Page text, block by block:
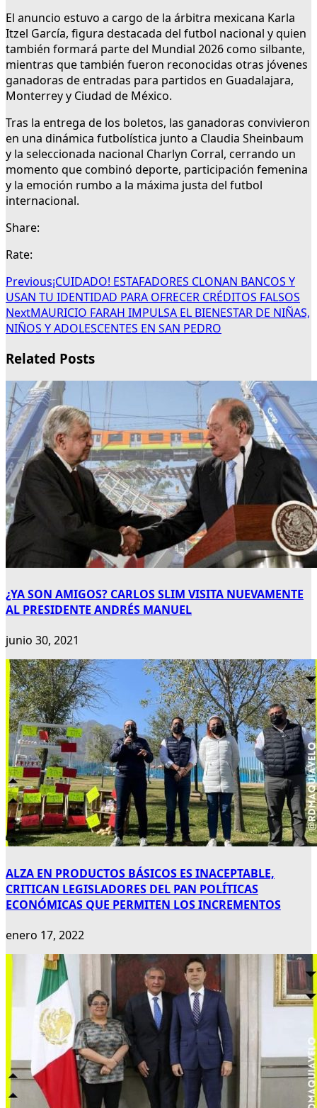
El anuncio estuvo a cargo de la árbitra mexicana Karla
Itzel García, figura destacada del futbol nacional y quien
también formará parte del Mundial 2026 como silbante,
mientras que también fueron reconocidas otras jóvenes
ganadoras de entradas para partidos en Guadalajara,
Monterrey y Ciudad de México.
Tras la entrega de los boletos, las ganadoras convivieron
en una dinámica futbolística junto a Claudia Sheinbaum
y la seleccionada nacional Charlyn Corral, cerrando un
momento que combinó deporte, participación femenina
y la emoción rumbo a la máxima justa del futbol
internacional.
Share:
Rate:
Previous¡CUIDADO! ESTAFADORES CLONAN BANCOS Y
USAN TU IDENTIDAD PARA OFRECER CRÉDITOS FALSOS
NextMAURICIO FARAH IMPULSA EL BIENESTAR DE NIÑAS,
NIÑOS Y ADOLESCENTES EN SAN PEDRO
Related Posts
¿YA SON AMIGOS? CARLOS SLIM VISITA NUEVAMENTE
AL PRESIDENTE ANDRÉS MANUEL
junio 30, 2021
ALZA EN PRODUCTOS BÁSICOS ES INACEPTABLE,
CRITICAN LEGISLADORES DEL PAN POLÍTICAS
ECONÓMICAS QUE PERMITEN LOS INCREMENTOS
enero 17, 2022